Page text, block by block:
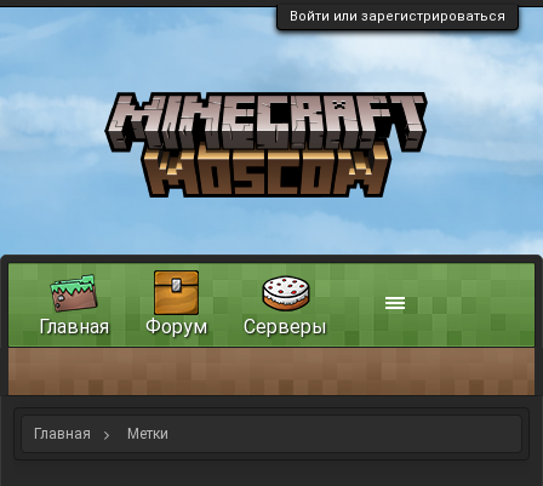
Войти или зарегистрироваться
Главная Метки
Главная Форум Серверы